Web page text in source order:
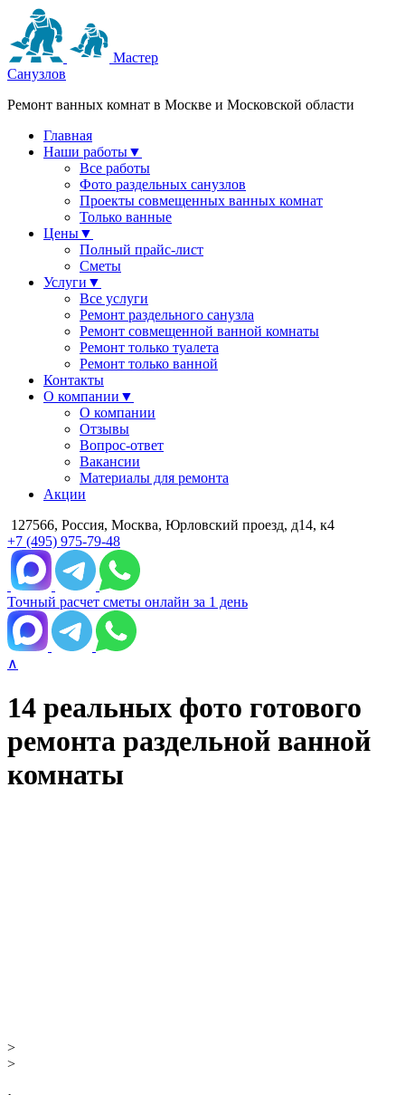
Мастер
Санузлов
Ремонт ванных комнат в Москве и Московской области
Главная
Наши работы▼
Все работы
Фото раздельных санузлов
Проекты совмещенных ванных комнат
Только ванные
Цены▼
Полный прайс-лист
Сметы
Услуги ▼
Все услуги
Ремонт раздельного санузла
Ремонт совмещенной ванной комнаты
Ремонт только туалета
Ремонт только ванной
Контакты
О компании ▼
О компании
Отзывы
Вопрос-ответ
Вакансии
Материалы для ремонта
Акции
127566, Россия, Москва, Юрловский проезд, д14, к4
+7 (495) 975-79-48
Точный расчет сметы онлайн за 1 день
∧
14 реальных фото готового
ремонта раздельной ванной
комнаты
>
>